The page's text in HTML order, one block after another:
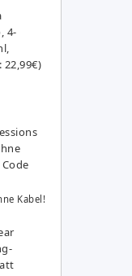
4-
Kabel!